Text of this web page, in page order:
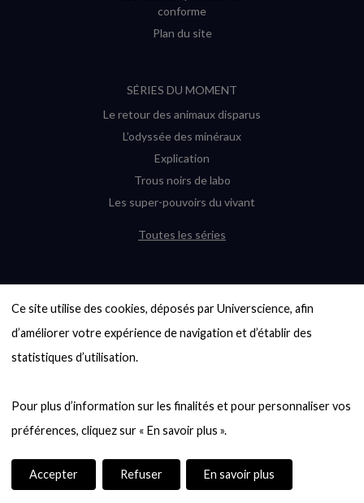
Ce site utilise des cookies, déposés par Universcience, afin
d’améliorer votre expérience de navigation et d’établir des
statistiques d’utilisation.
Pour plus d’information sur les finalités et pour personnaliser vos
Accepter Refuser En savoir plus
conforme
Plan du site
SÉRIES DU MOMENT
Le retour des animaux disparus
L’odyssée des minéraux
Explication
Trous noirs de labo
Les super-pouvoirs du vivant
Toutes les séries
6000 exoplanètes, et pas de « Terre »
en vue ?
Quel avenir pour les cryptos ?
Entre mathématiques et politique : la
quête d’un vote équitable
casse-tête